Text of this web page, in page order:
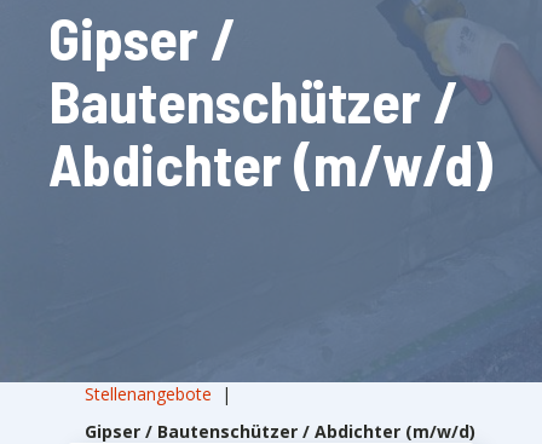
Gipser /
Bautenschützer /
Abdichter (m/w/d)
Stellenangebote
|
Gipser / Bautenschützer / Abdichter (m/w/d)